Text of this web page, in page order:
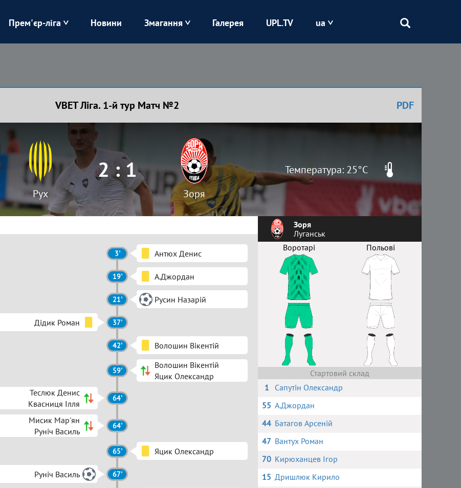
Карпати Колос Кривбас
Харків Чорноморець
Прем'єр-ліга Новини Змагання Галерея UPL.TV ua
VBET Ліга. 1-й тур Матч №2 PDF
Рух
2 : 1
Зоря
Температура: 25°C
3' Антюх Денис
19' А.Джордан
21' Русин Назарій
Дідик Роман 37'
42' Волошин Вікентій
59'
Волошин Вікентій
Яцик Олександр
Теслюк Денис
Квасниця Ілля
64'
Мисик Мар'ян
Руніч Василь
64'
65' Яцик Олександр
Руніч Василь 67'
Зоря
Луганськ
Воротарі
Польові
Стартовий склад
1
Сапутін Олександр
55 А.Джордан
44 Батагов Арсеній
47 Вантух Роман
70 Кирюханцев Ігор
15 Дришлюк Кирило